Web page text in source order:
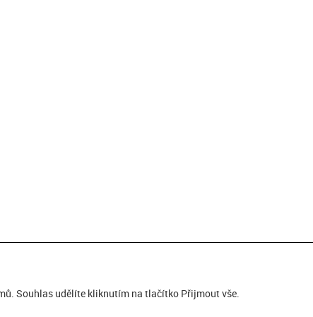
Souhlas udělíte kliknutím na tlačítko Přijmout vše.